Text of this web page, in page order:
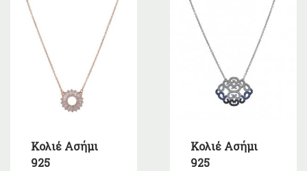
Κολιέ Ασήμι
925
Κολιέ Ασήμι
925